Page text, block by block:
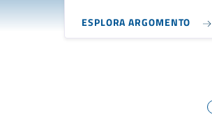
ESPLORA ARGOMENTO